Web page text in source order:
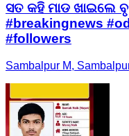
ସତ କହି ମାଡ ଖାଇଲେ
#breakingnews
#followers
Sambalpur M,